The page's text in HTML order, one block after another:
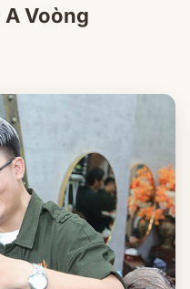
A Voòng